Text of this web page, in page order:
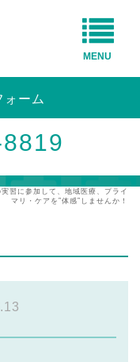
ォーム
MENU
習に参加して、地域医療、プライ
マリ・ケアを”体感”しませんか！